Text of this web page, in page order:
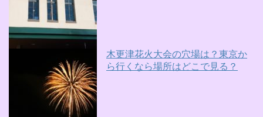
木更津花火大会の穴場は？東京か
ら行くなら場所はどこで見る？